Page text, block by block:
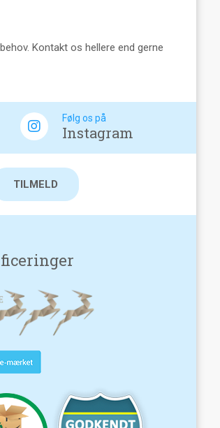
Kontakt os hellere end gerne
Følg os på
Instagram